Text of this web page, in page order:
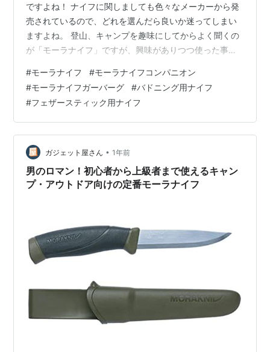
ですよね！ ナイフに関しましても色々なメーカーから発
売されているので、どれを選んだら良いか迷ってしまい
ますよね。 登山、キャンプを趣味にしてからよく聞くの
が「モーラナイフ」ですが、興味がありつつ使った事が
は、ナイフに興味が湧くと一度は耳にするモーラナイフ
について解説したいと思い ます！ モーラナイ フコンパ
ニオンを購入した経緯ついて モーラナイフコンパニオン
のサイズ、重量、刃渡りの詳細 モーラナイフ ガーバーグ
のサイズ、重量とコンパニオンとの比較 モーラナイフと
は！？切れ味の良さはナイフの素材！…
#モーラナイフ #モーラナイフコンパニオン
#モーラナイフガーバーグ #バドニング用ナイフ
#フェザースティック用ナイフ
ガジェット屋さん • 1年前
男のロマン！初心者から上級者まで使えるキャン
プ・アウトドア向けの定番モーラナイフ